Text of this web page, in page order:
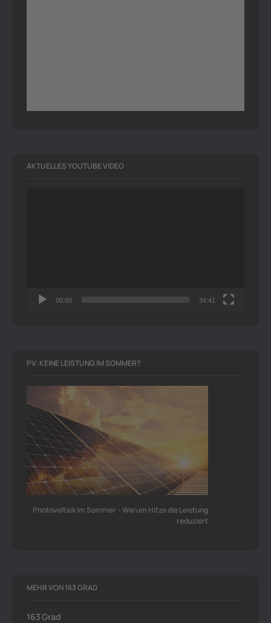
AKTUELLES YOUTUBE VIDEO
00:00 34:41
PV: KEINE LEISTUNG IM SOMMER?
Photovoltaik im Sommer – Warum Hitze die Leistung
reduziert
MEHR VON 163 GRAD
163 Grad